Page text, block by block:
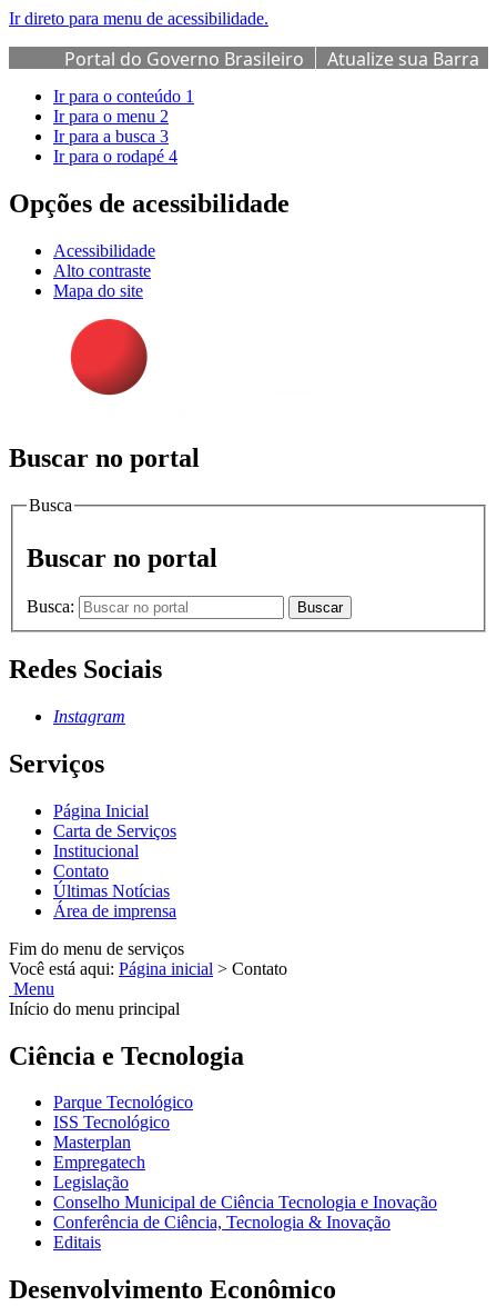
Ir direto para menu de acessibilidade.
Portal do Governo Brasileiro
Atualize sua Barra
de Governo
Ir para o conteúdo 1
Ir para o menu 2
Ir para a busca 3
Ir para o rodapé 4
Opções de acessibilidade
Acessibilidade
Alto contraste
Mapa do site
Buscar no portal
Busca
Buscar no portal
Busca: Buscar
Redes Sociais
Instagram
Serviços
Página Inicial
Carta de Serviços
Institucional
Contato
Últimas Notícias
Área de imprensa
Fim do menu de serviços
Você está aqui: Página inicial > Contato
Menu
Início do menu principal
Ciência e Tecnologia
Parque Tecnológico
ISS Tecnológico
Masterplan
Empregatech
Legislação
Conselho Municipal de Ciência Tecnologia e Inovação
Conferência de Ciência, Tecnologia & Inovação
Editais
Desenvolvimento Econômico